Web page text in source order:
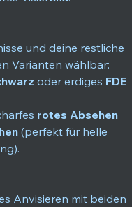
und deine restliche
Varianten wählbar:
oder erdiges FDE
rotes Absehen
(perfekt für helle
Anvisieren mit beiden